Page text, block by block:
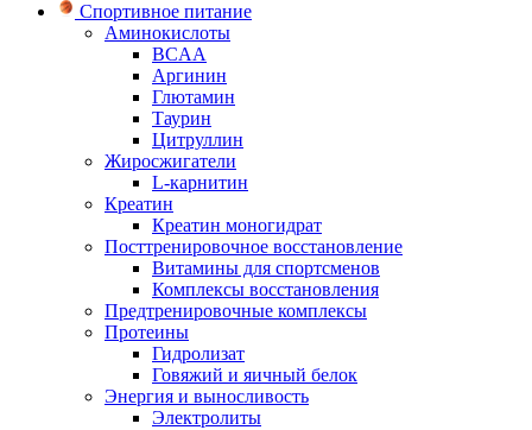
Спортивное питание
Аминокислоты
BCAA
Аргинин
Глютамин
Таурин
Цитруллин
Жиросжигатели
L-карнитин
Креатин
Креатин моногидрат
Посттренировочное восстановление
Витамины для спортсменов
Комплексы восстановления
Предтренировочные комплексы
Протеины
Гидролизат
Говяжий и яичный белок
Энергия и выносливость
Электролиты